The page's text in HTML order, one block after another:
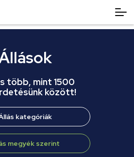
több, mint 1500
között!
kategóriák
megyék szerint